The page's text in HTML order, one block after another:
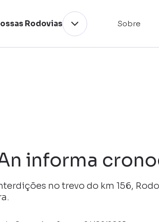
Rodovias Sobre
informa
no trevo do km 156,